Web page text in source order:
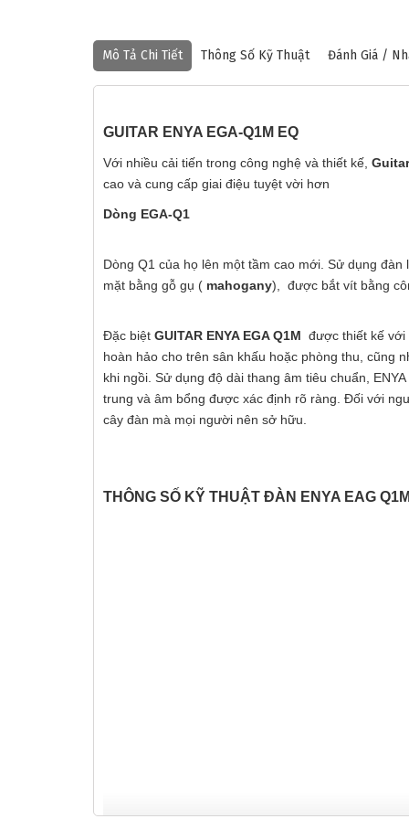
Mô Tả Chi Tiết Thông Số Kỹ Thuật Đánh Giá /
GUITAR ENYA EGA-Q1M EQ
Với nhiều cải tiến trong công nghệ và thiết kế,
cao và cung cấp giai điệu tuyệt vời hơn
Dòng EGA-Q1
Dòng Q1 của họ lên một tầm cao mới. Sử dụng
mặt bằng gỗ gụ ( mahogany), được bắt vít bằng
Đặc biệt GUITAR ENYA EGA Q1M được thiết kế với
hoàn hảo cho trên sân khấu hoặc phòng thu, cũng
khi ngồi. Sử dụng độ dài thang âm tiêu chuẩn,
trung và âm bổng được xác định rõ ràng. Đối với
cây đàn mà mọi người nên sở hữu.
THÔNG SỐ KỸ THUẬT ĐÀN ENYA EAG